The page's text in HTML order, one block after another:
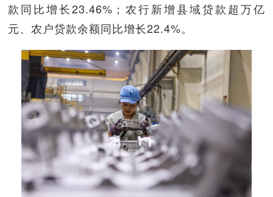
款同比增长23.46%；农行新增县域贷款超万亿
元、农户贷款余额同比增长22.4%。